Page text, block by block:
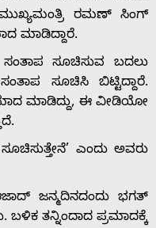
ಮುಖ್ಯಮಂತ್ರಿ ರಮಣ್ ಸಿಂಗ್
ಮಾಡಿದ್ದಾರೆ.
ಸೂಚಿಸುವ ಬದಲು
ಸೂಚಿಸಿ ಬಿಟ್ಟಿದ್ದಾರೆ.
ಮಾಡಿದ್ದು, ಈ ವೀಡಿಯೋ
ಎಂದು ಅವರು
ಜನ್ಮದಿನದಂದು ಭಗತ್
ತನ್ನಿಂದಾದ ಪ್ರಮಾದಕ್ಕೆ